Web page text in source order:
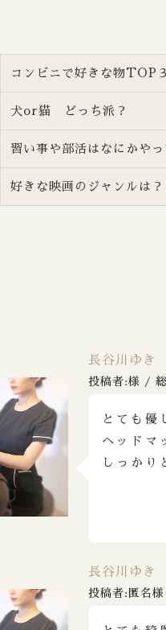
コンビニで好きな物TOP３
犬or猫 どっち派？
習い事や部活はなにかやっ
好きな映画のジャンルは？
長谷川ゆき
投稿者:様 /
とても優
ヘッドマ
しっかり
長谷川ゆき
投稿者:匿